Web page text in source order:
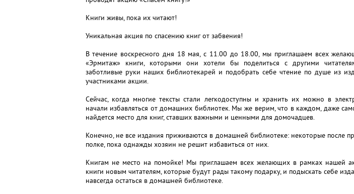
Книги живы, пока их читают!
Уникальная акция по спасению книг от забвения!
В течение воскресного дня 18 мая, с 11.00 до 18.00, мы приглашаем всех
«Эрмитаж» книги, которыми они хотели бы поделиться с другими
заботливые руки наших библиотекарей и подобрать себе чтение по душе из
участниками акции.
Сейчас, когда многие тексты стали легкодоступны и хранить их можно в
начали избавляться от домашних библиотек. Мы же верим, что в каждом, даже
найдется место для книг, ставших важными и ценными для домочадцев.
Конечно, не все издания приживаются в домашней библиотеке: некоторые после
полке, пока однажды хозяин не решит избавиться от них.
Книгам не место на помойке! Мы приглашаем всех желающих в рамках нашей
книги новым читателям, которые будут рады такому подарку, и подыскать себе
навсегда остаться в домашней библиотеке.